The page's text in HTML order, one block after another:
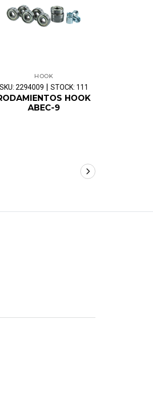
HOOK
SKU: 2294009 | STOCK: 111
HOOK
ABEC-9